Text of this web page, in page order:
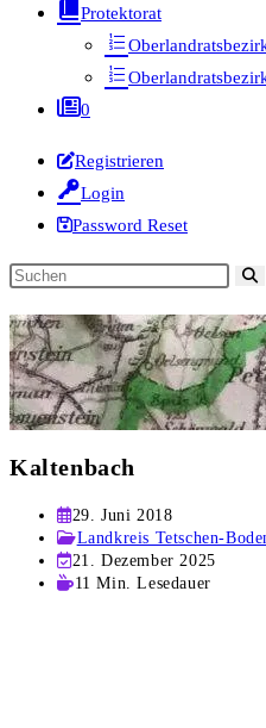
Protektorat
0
Registrieren
Login
Password Reset
Diese
durchsuchen
Kaltenbach
Beitrag
veröffentlicht:
29. Juni 2018
Beitrags-
Kategorie:
Landkreis Tetschen-
Beitrag
zuletzt
21. Dezember 2025
Lesedauer:
11 Min. Lesedauer